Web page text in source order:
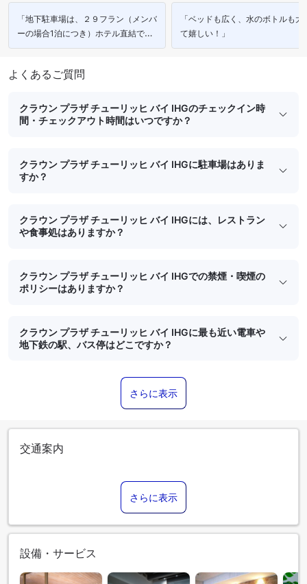
「地下駐車場は、２９フラン（メンバ
ーの場合1泊につき）ホテル直結でガ
レージの方が安心です。」
「ベッドも広く、水のボトルも大
て嬉しい！」
よくあるご質問
クラウン プラザ チューリッヒ バイ IHGのチェックイン時
間・チェックアウト時間はいつですか？
クラウン プラザ チューリッヒ バイ IHGに駐車場はありま
すか？
クラウン プラザ チューリッヒ バイ IHGには、レストラン
や食事処はありますか？
クラウン プラザ チューリッヒ バイ IHGでの禁煙・喫煙の
ポリシーはありますか？
クラウン プラザ チューリッヒ バイ IHGに最も近い電車や
地下鉄の駅、バス停はどこですか？
さらに表示
交通案内
さらに表示
設備・サービス